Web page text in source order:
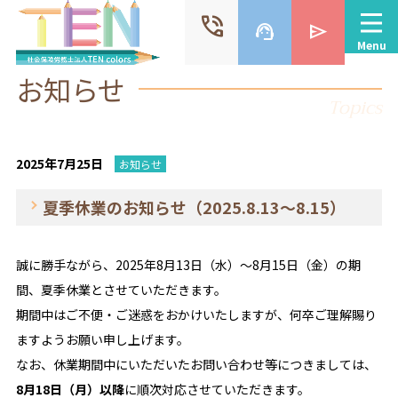
phone_in_talk support_agent send
Menu
お知らせ Topics
2025年7月25日 お知らせ
夏季休業のお知らせ（2025.8.13～8.15）
誠に勝手ながら、2025年8月13日（水）～8月15日（金）の期
間、夏季休業とさせていただきます。
期間中はご不便・ご迷惑をおかけいたしますが、何卒ご理解賜り
ますようお願い申し上げます。
なお、休業期間中にいただいたお問い合わせ等につきましては、
8月18日（月）以降に順次対応させていただきます。